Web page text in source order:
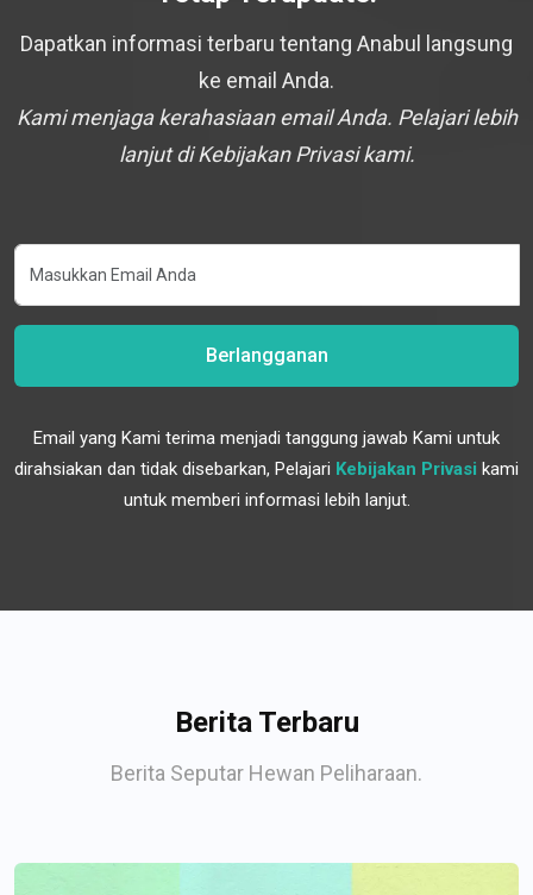
Dapatkan informasi terbaru tentang Anabul langsung
ke email Anda.
Kami menjaga kerahasiaan email Anda. Pelajari lebih
lanjut di Kebijakan Privasi kami.
Berlangganan
Email yang Kami terima menjadi tanggung jawab Kami untuk
dirahsiakan dan tidak disebarkan, Pelajari Kebijakan Privasi kami
untuk memberi informasi lebih lanjut.
Berita Terbaru
Berita Seputar Hewan Peliharaan.